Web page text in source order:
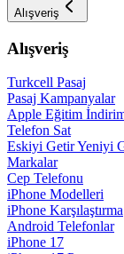
Alışveriş
Alışveriş
Turkcell Pasaj
Pasaj Kampanyalar
Apple Eğitim
Telefon Sat
Eskiyi Getir Yeniyi
Markalar
Cep Telefonu
iPhone Modelleri
iPhone Karşılaştırma
Android Telefonlar
iPhone 17